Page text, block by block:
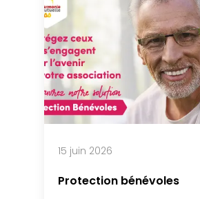
15 juin 2026
Protection bénévoles